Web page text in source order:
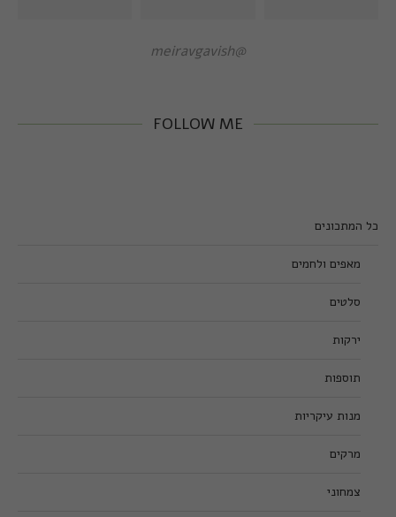
@meiravgavish
FOLLOW ME
כל המתכונים
מאפים ולחמים
סלטים
ירקות
תוספות
מנות עיקריות
מרקים
צמחוני